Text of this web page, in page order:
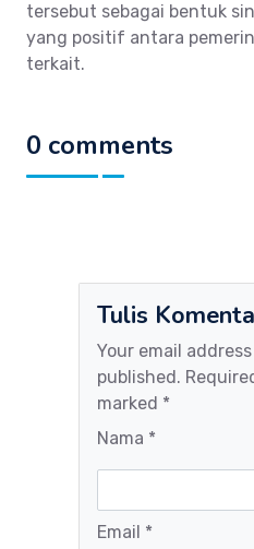
tersebut sebagai bentuk
yang positif antara
terkait.
0 comments
Tulis
Your email
published.
marked *
Nama *
Email *